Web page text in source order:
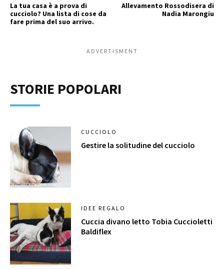
La tua casa è a prova di
cucciolo? Una lista di cose da
fare prima del suo arrivo.
Allevamento Rossodisera di
Nadia Marongiu
ADVERTISMENT
STORIE POPOLARI
CUCCIOLO
Gestire la solitudine del cucciolo
IDEE REGALO
Cuccia divano letto Tobia Cuccioletti
Baldiflex